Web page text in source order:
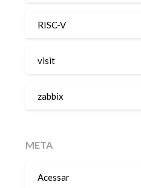
RISC-V
visit
zabbix
META
Acessar